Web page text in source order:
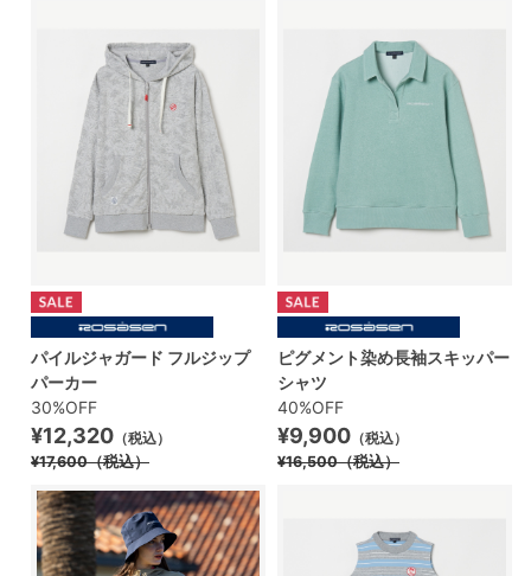
パイルジャガード フルジップ
パーカー
30%OFF
¥12,320 （税込）
¥17,600（税込）
ピグメント染め長袖スキッパー
シャツ
40%OFF
¥9,900 （税込）
¥16,500（税込）